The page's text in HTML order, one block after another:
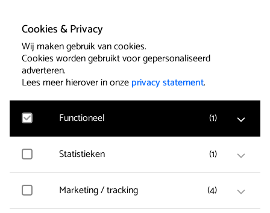
Cookies & Privacy
Wij maken gebruik van cookies.
Cookies worden gebruikt voor gepersonaliseerd
adverteren.
Lees meer hierover in onzeprivacy statement.
Functioneel (1)
Google Analytics
wordt gemeten en gebruikersgegevens worden
anoniem verzameld.
Statistieken (1)
Clarity Marketing / tracking (4)
Agenda
Concerten
Concertlocaties
Klassieke Top 10
Contact
Klantenservice
Het serviceteam wilt u als
concertbezoeker een goede service
Algemene